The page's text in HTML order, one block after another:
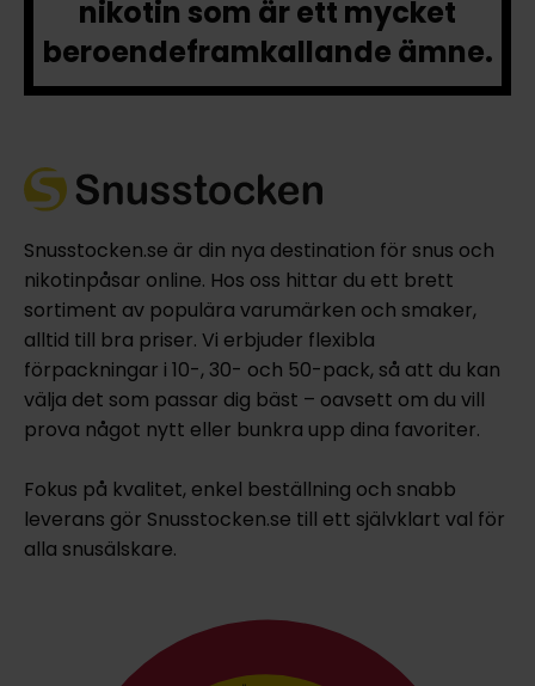
nikotin som är ett mycket
beroendeframkallande ämne.
Snusstocken.se är din nya destination för snus och
nikotinpåsar online. Hos oss hittar du ett brett
sortiment av populära varumärken och smaker,
alltid till bra priser. Vi erbjuder flexibla
förpackningar i 10-, 30- och 50-pack, så att du kan
välja det som passar dig bäst – oavsett om du vill
prova något nytt eller bunkra upp dina favoriter.
Fokus på kvalitet, enkel beställning och snabb
leverans gör Snusstocken.se till ett självklart val för
alla snusälskare.